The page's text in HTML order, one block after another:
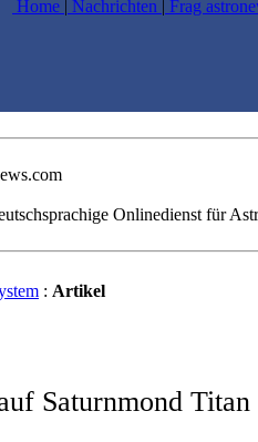
Home | Nachrichten | Frag
Onlinedienst für
: Artikel
Saturnmond Titan